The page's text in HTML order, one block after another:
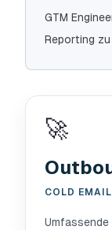
GTM
Reporting
🚀
COLD
Umfassende